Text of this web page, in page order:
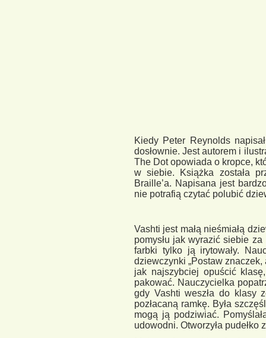
Kiedy Peter Reynolds
dosłownie. Jest autorem i
The Dot opowiada o kropce,
w siebie. Książka została
Braille’a. Napisana jest
nie potrafią czytać polubić
Vashti jest małą nieśmiałą
pomysłu jak wyrazić siebie
farbki tylko ją irytowały.
dziewczynki „Postaw znaczek,
jak najszybciej opuścić
pakować. Nauczycielka
gdy Vashti weszła do klasy
pozłacaną ramkę. Była
mogą ją podziwiać.
udowodni. Otworzyła